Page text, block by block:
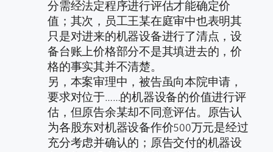
分需经法定程序进行评估才能确定价
值；其次，员工王某在庭审中也表明其
只是对进来的机器设备进行了清点，设
备台账上价格部分不是其填进去的，价
格的事实其并不清楚。
另，本案审理中，被告虽向本院申请，
要求对位于……的机器设备的价值进行评
估，但原告余某却不同意评估。原告认
为各股东对机器设备作价500万元是经过
充分考虑并确认的；原告交付的机器设